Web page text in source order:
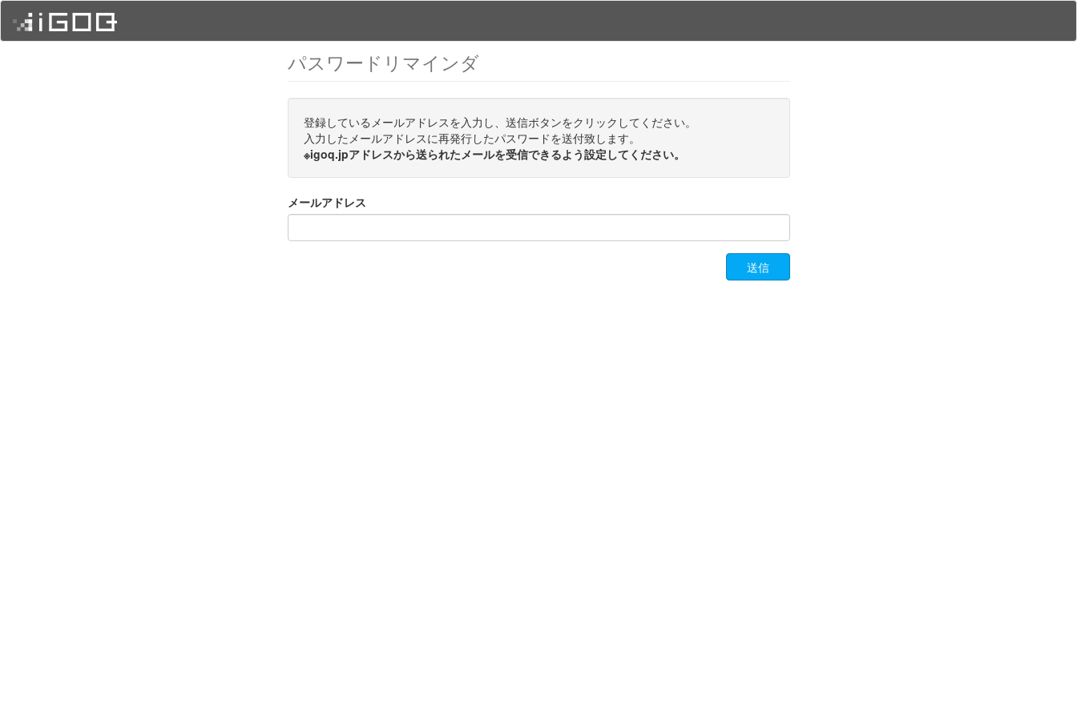
パスワードリマインダ
登録しているメールアドレスを入力し、送信ボタンをクリックしてください。
入力したメールアドレスに再発行したパスワードを送付致します。
※igoq.jpアドレスから送られたメールを受信できるよう設定してください。
メールアドレス